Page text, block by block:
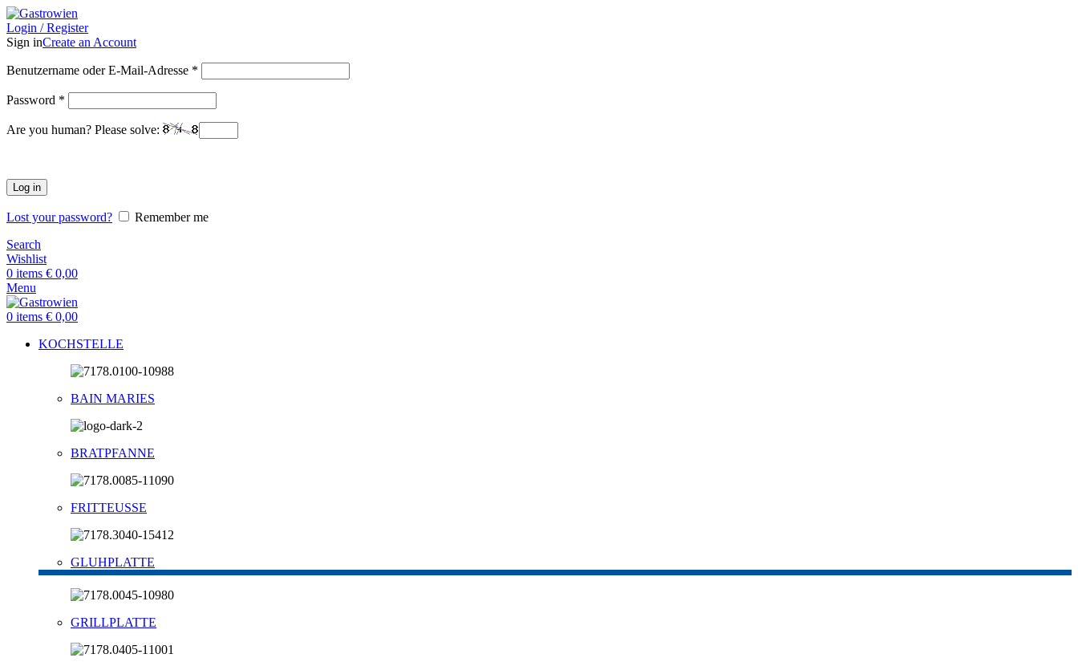
Login / Register
Sign inCreate an Account
Benutzername oder E-Mail-Adresse *
Password *
Are you human? Please solve:
Log in
Lost your password?
Remember me
Search
Wishlist
0 items € 0,00
Menu
0 items € 0,00
KOCHSTELLE
BAIN MARIES
BRATPFANNE
FRITTEUSSE
GLUHPLATTE
GRILLPLATTE